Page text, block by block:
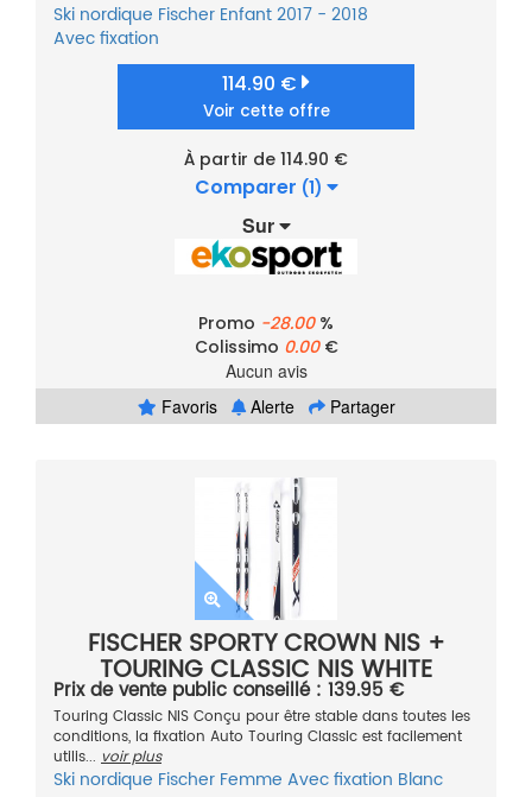
Ski nordique Fischer Enfant2017 - 2018
Avec fixation
114.90 €
Voir cette offre
À partir de 114.90 €
Comparer (1)
Sur
Promo -28.00%
Colissimo 0.00€
Aucun avis
Favoris
Alerte Partager
FISCHER SPORTY CROWN NIS +
TOURING CLASSIC NIS WHITE
Prix de vente public conseillé : 139.95 €
Touring Classic NIS Conçu pour être stable dans toutes les
conditions, la fixation Auto Touring Classic est facilement
utilis... voir plus
Ski nordique Fischer Femme Avec fixation Blanc